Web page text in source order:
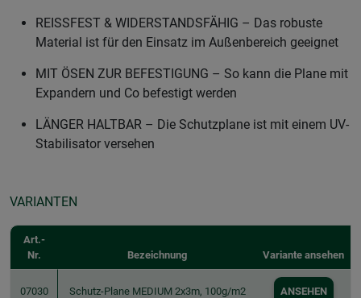
REISSFEST & WIDERSTANDSFÄHIG – Das robuste
Material ist für den Einsatz im Außenbereich geeignet
MIT ÖSEN ZUR BEFESTIGUNG – So kann die Plane mit
Expandern und Co befestigt werden
LÄNGER HALTBAR – Die Schutzplane ist mit einem UV-
Stabilisator versehen
VARIANTEN
Art.-
Nr.
Bezeichnung Variante ansehen
07030 Schutz-Plane MEDIUM 2x3m, 100g/m2 ANSEHEN